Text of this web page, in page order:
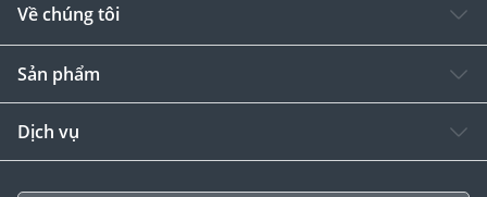
Về chúng tôi
Sản phẩm
Dịch vụ